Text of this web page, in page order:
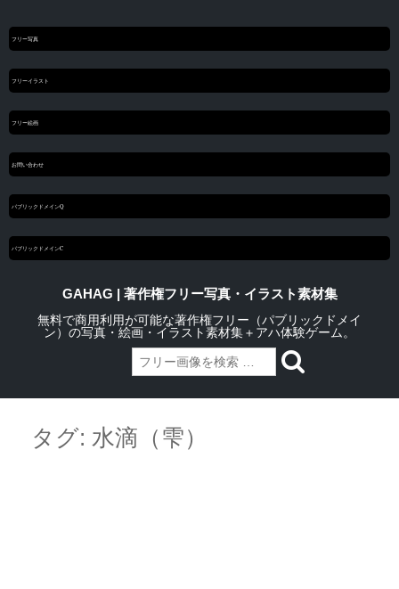
フリー写真
フリーイラスト
フリー絵画
お問い合わせ
パブリックドメインQ
パブリックドメインC
GAHAG | 著作権フリー写真・イラスト素材集
無料で商用利用が可能な著作権フリー（パブリックドメイ
ン）の写真・絵画・イラスト素材集＋アハ体験ゲーム。
contentタグ: 水滴（雫）